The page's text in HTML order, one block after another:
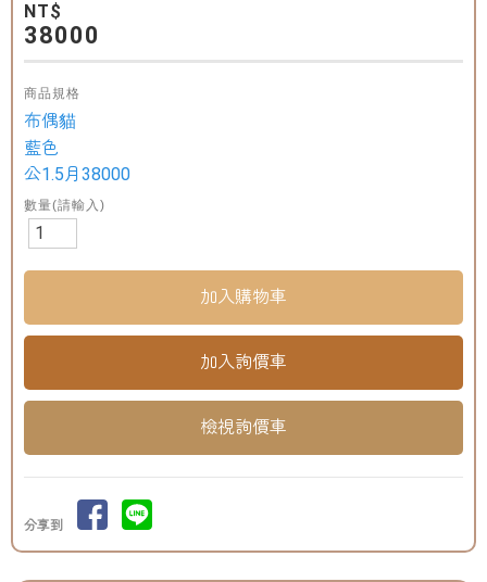
NT$
38000
商品規格
布偶貓
藍色
公1.5月38000
數量(請輸入)
檢視詢價車
分享到